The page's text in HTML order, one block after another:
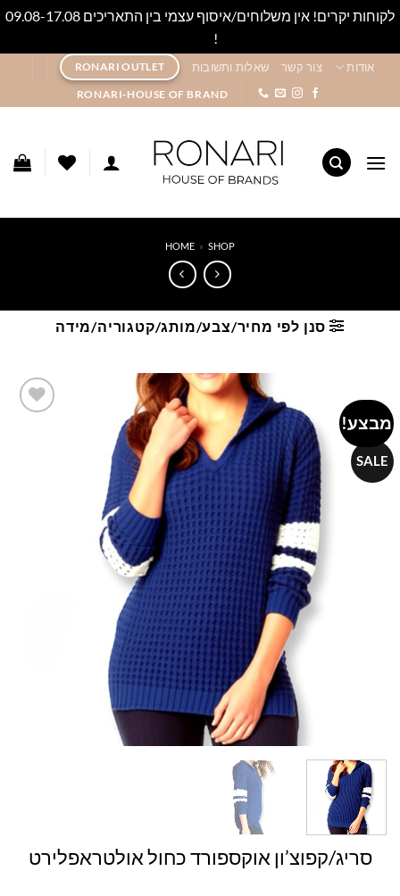
לקוחות יקרים! אין משלוחים/איסוף עצמי בין התאריכים 09.08-17.08
!
content
אודות צור קשר שאלות ותשובות RONARI OUTLET
RONARI-HOUSE OF BRAND
HOME » SHOP
סנן לפי מחיר/צבע/מותג/קטגוריה/מידה
מבצע!
SALE
סריג/קפוצ’ון אוקספורד כחול אולטראפלירט